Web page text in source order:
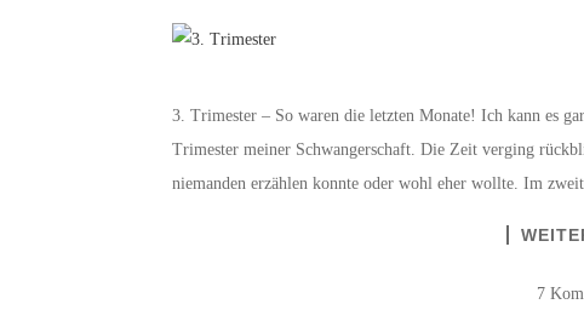
3. Trimester – So waren die letzten Monate! Ich kann es
Trimester meiner Schwangerschaft. Die Zeit verging
niemanden erzählen konnte oder wohl eher wollte. Im
7